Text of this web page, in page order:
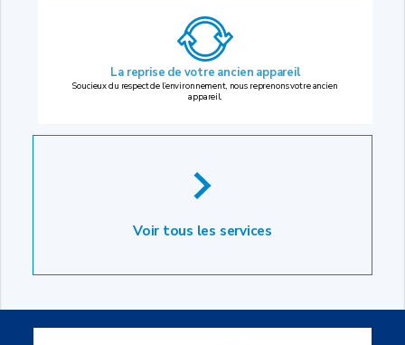
La reprise de votre ancien appareil
Soucieux du respect de l’environnement, nous reprenons votre ancien
appareil.
Voir tous les services